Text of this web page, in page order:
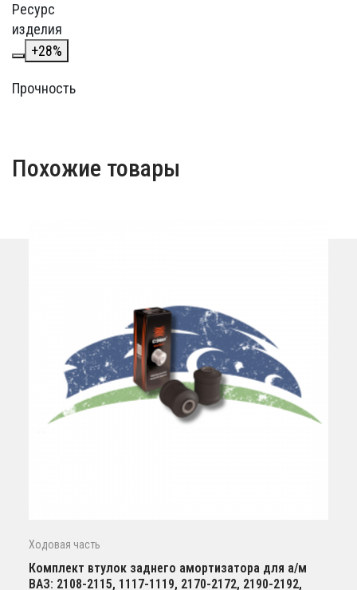
Ресурс
изделия
+28%
Прочность
Похожие товары
Ходовая часть
Комплект втулок заднего амортизатора для а/м
ВАЗ: 2108-2115, 1117-1119, 2170-2172, 2190-2192,